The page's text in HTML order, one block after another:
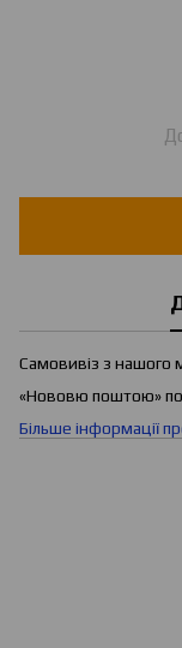
Самовивіз з нашого
«Нововю поштою» по
Більше інформації